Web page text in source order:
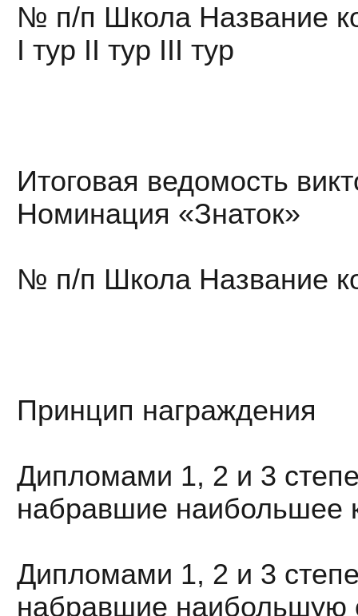
№ п/п Школа Название
I тур II тур III тур
Итоговая ведомость
Номинация «Знаток»
№ п/п Школа Название
Принцип награждения
Дипломами 1, 2 и 3
набравшие наибольшее
Дипломами 1, 2 и 3
набравшие наибольшую